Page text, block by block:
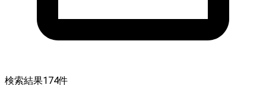
検索結果174件